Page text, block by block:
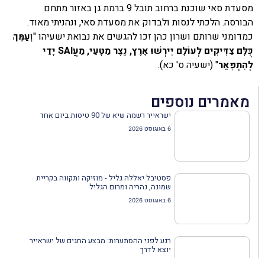
מסעדת סאי שוכנת ברחוב תובל 9 ברמת גן באזור מתחם
הבורסה. הלכתי לנסות ולבדוק את מסעדת סאי, ונהניתי מאוד.
כמדומני שרותם ושרון כהן זכו להגשים את נבואת ישעיהו "וְעַמֵּךְ
כֻּלָּם צַדִּיקִים לְעוֹלָם יִירְשׁוּ אָרֶץ, נֵצֶר מַטָּעַי, מַעֲSAI יָדַי
לְהִתְפָּאֵר" (ישעיה ס' כא).
מאמרים נוספים
ישראייר רשמה שיא של 90 טיסות ביום אחד
6 באוגוסט 2026
פסטיבל יאללה גליל - מוזיקה ותקווה בקריית
שמונה, נהריה ומרום הגליל
6 באוגוסט 2026
רגע לפני ההסתערות: מבצע החגים של ישראייר
יוצא לדרך